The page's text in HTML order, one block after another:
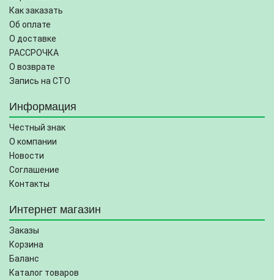
Как заказать
Об оплате
О доставке
РАССРОЧКА
О возврате
Запись на СТО
Информация
Честный знак
О компании
Новости
Соглашение
Контакты
Интернет магазин
Заказы
Корзина
Баланс
Каталог товаров